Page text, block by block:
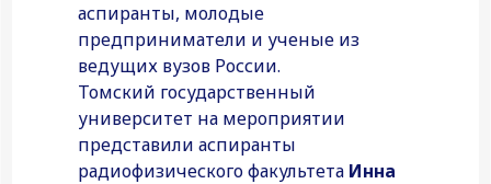
аспиранты, молодые
предприниматели и ученые из
ведущих вузов России.
Томский государственный
университет на мероприятии
представили аспиранты
радиофизического факультета Инна